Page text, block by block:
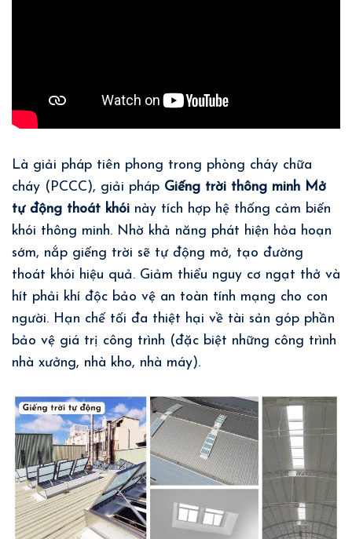
Là giải pháp tiên phong trong phòng cháy chữa
cháy (PCCC), giải pháp Giếng trời thông minh Mở
tự động thoát khói này tích hợp hệ thống cảm biến
khói thông minh. Nhờ khả năng phát hiện hỏa hoạn
sớm, nắp giếng trời sẽ tự động mở, tạo đường
thoát khói hiệu quả. Giảm thiểu nguy cơ ngạt thở và
hít phải khí độc bảo vệ an toàn tính mạng cho con
người. Hạn chế tối đa thiệt hại về tài sản góp phần
bảo vệ giá trị công trình (đặc biệt những công trình
nhà xưởng, nhà kho, nhà máy).